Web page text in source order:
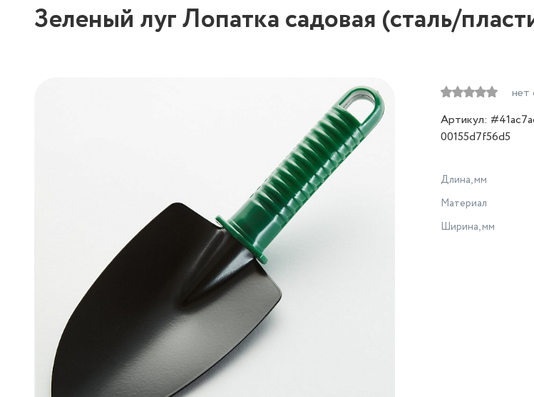
Зеленый луг Лопатка садовая (сталь/
нет
Артикул:
00155d7f56d5
Длина, мм
Материал
Ширина, мм